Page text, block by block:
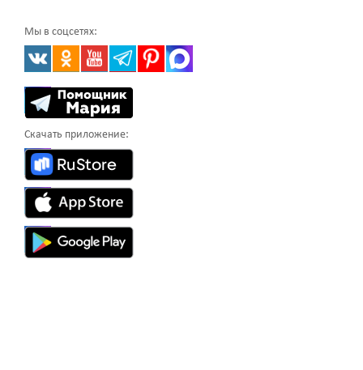
Мы в соцсетях:
Скачать приложение: